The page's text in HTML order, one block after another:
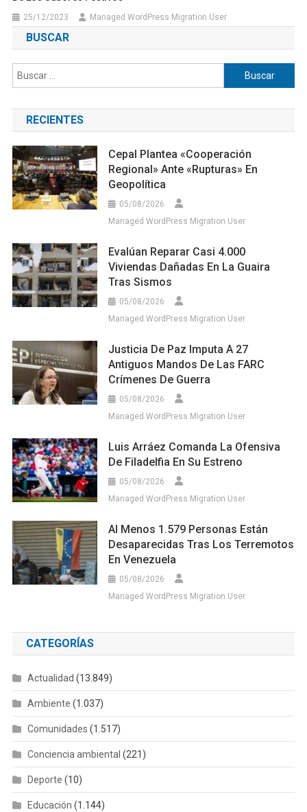
25/12/2023 Managed WordPress Migration User
BUSCAR
Buscar:
RECIENTES
Cepal Plantea «cooperación
Regional» Ante «rupturas» En
Geopolítica
05/08/2026
Managed WordPress Migration User
Evalúan Reparar Casi 4.000
Viviendas Dañadas En La Guaira
Tras Sismos
05/08/2026
Managed WordPress Migration User
Justicia De Paz Imputa A 27
Antiguos Mandos De Las FARC
Crímenes De Guerra
05/08/2026
Managed WordPress Migration User
Luis Arráez Comanda La Ofensiva
De Filadelfia En Su Estreno
05/08/2026
Managed WordPress Migration User
Al Menos 1.579 Personas Están
Desaparecidas Tras Los Terremotos
En Venezuela
05/08/2026
Managed WordPress Migration User
CATEGORÍAS
Actualidad (13.849)
Ambiente (1.037)
Comunidades (1.517)
Conciencia ambiental (221)
Deporte (10)
Educación (1.144)